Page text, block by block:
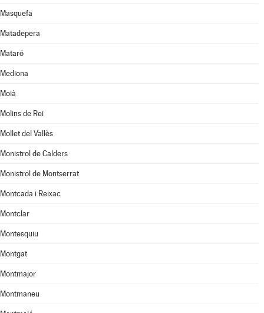
Masquefa
Matadepera
Mataró
Mediona
Moià
Molins de Rei
Mollet del Vallès
Monistrol de Calders
Monistrol de Montserrat
Montcada i Reixac
Montclar
Montesquiu
Montgat
Montmajor
Montmaneu